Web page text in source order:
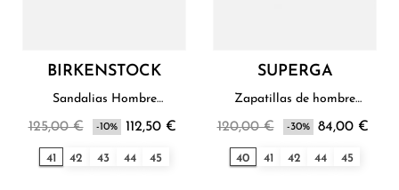
BIRKENSTOCK
Sandalias Hombre
125,00 € -10% 112,50 €
41 42 43 44 45
SUPERGA
Zapatillas de hombre
120,00 € -30% 84,00 €
40 41 42 44 45